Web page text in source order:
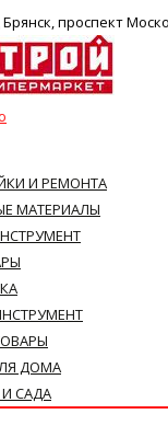
Брянск, проспект
И РЕМОНТА
МАТЕРИАЛЫ
ДОМА
САДА